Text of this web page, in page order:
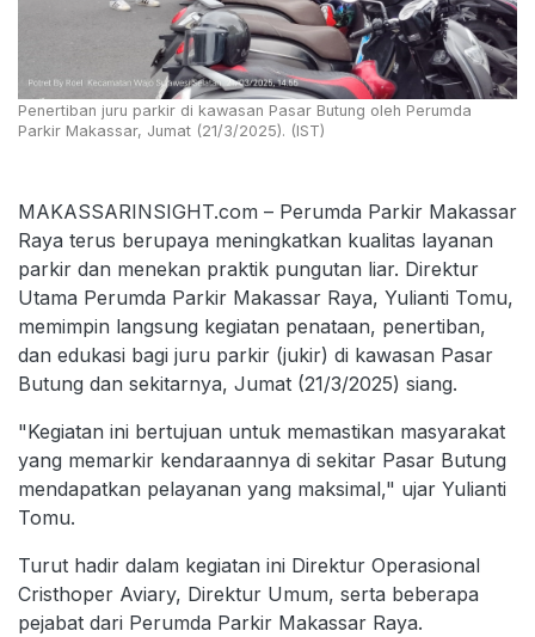
Penertiban juru parkir di kawasan Pasar Butung oleh Perumda
Parkir Makassar, Jumat (21/3/2025). (IST)
MAKASSARINSIGHT.com – Perumda Parkir Makassar
Raya terus berupaya meningkatkan kualitas layanan
parkir dan menekan praktik pungutan liar. Direktur
Utama Perumda Parkir Makassar Raya, Yulianti Tomu,
memimpin langsung kegiatan penataan, penertiban,
dan edukasi bagi juru parkir (jukir) di kawasan Pasar
Butung dan sekitarnya, Jumat (21/3/2025) siang.
"Kegiatan ini bertujuan untuk memastikan masyarakat
yang memarkir kendaraannya di sekitar Pasar Butung
mendapatkan pelayanan yang maksimal," ujar Yulianti
Tomu.
Turut hadir dalam kegiatan ini Direktur Operasional
Cristhoper Aviary, Direktur Umum, serta beberapa
pejabat dari Perumda Parkir Makassar Raya.